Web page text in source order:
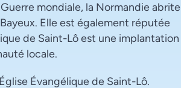
mondiale, la Normandie abrite
Elle est également réputée
de Saint-Lô est une implantation
locale.
Évangélique de Saint-Lô.